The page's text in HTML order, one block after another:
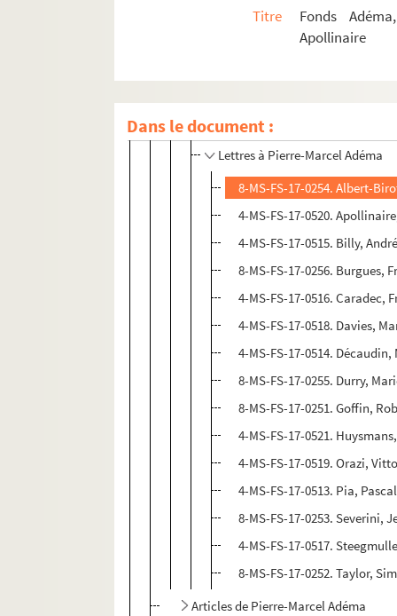
Titre
Fonds
Apollinaire
Dans le document :
4-MS-FS-17-0523. Notes de
4-MS-FS-17-0510. Sommaire
4-MS-FS-17-0522. Comptes
Lettres à Pierre-Marcel Adéma
8-MS-FS-17-0254. Albert-
4-MS-FS-17-0520.
4-MS-FS-17-0515. Billy,
8-MS-FS-17-0256. Burgues,
4-MS-FS-17-0516. Caradec,
4-MS-FS-17-0518. Davies,
4-MS-FS-17-0514.
8-MS-FS-17-0255. Durry,
8-MS-FS-17-0251. Goffin,
4-MS-FS-17-0521.
4-MS-FS-17-0519. Orazi,
4-MS-FS-17-0513. Pia, Pascal
8-MS-FS-17-0253. Severini,
4-MS-FS-17-0517.
8-MS-FS-17-0252. Taylor,
Articles de Pierre-Marcel Adéma